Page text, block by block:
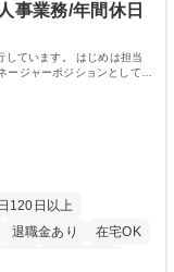
現に貢献してまいりま
事業務/年間休日
しています。 はじめは担当
ジャーポジションとして活
120日以上
退職金あり
在宅OK